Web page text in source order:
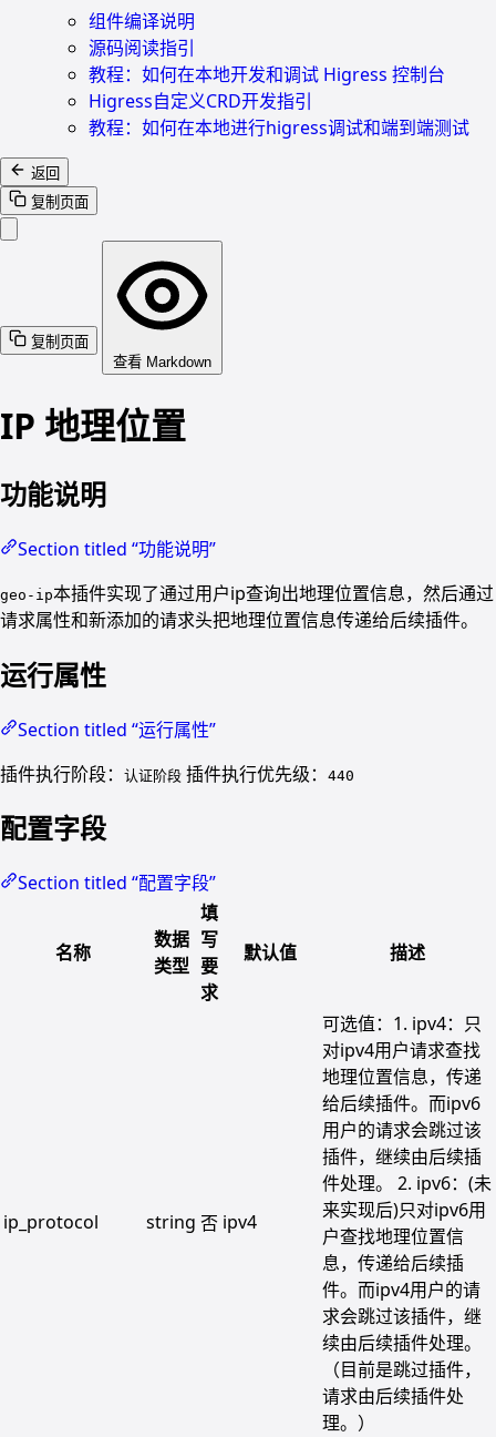
组件编译说明
源码阅读指引
教程：如何在本地开发和调试 Higress 控制台
Higress自定义CRD开发指引
教程：如何在本地进行higress调试和端到端测试
返回
复制页面
复制页面
查看 Markdown
IP 地理位置
功能说明
Section titled “功能说明”
geo-ip本插件实现了通过用户ip查询出地理位置信息，然后通过
请求属性和新添加的请求头把地理位置信息传递给后续插件。
运行属性
Section titled “运行属性”
插件执行阶段：
认证阶段 插件执行优先级： 440
配置字段
Section titled “配置字段”
名称
数据
类型
填
写
要
求
默认值 描述
ip_protocol string 否 ipv4
可选值：1. ipv4：只
对ipv4用户请求查找
地理位置信息，传递
给后续插件。而ipv6
用户的请求会跳过该
插件，继续由后续插
件处理。 2. ipv6：(未
来实现后)只对ipv6用
户查找地理位置信
息，传递给后续插
件。而ipv4用户的请
求会跳过该插件，继
续由后续插件处理。
（目前是跳过插件，
请求由后续插件处
理。）